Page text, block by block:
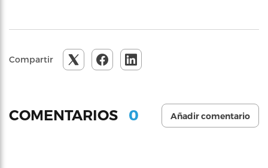
Compartir
COMENTARIOS 0 Añadir comentario